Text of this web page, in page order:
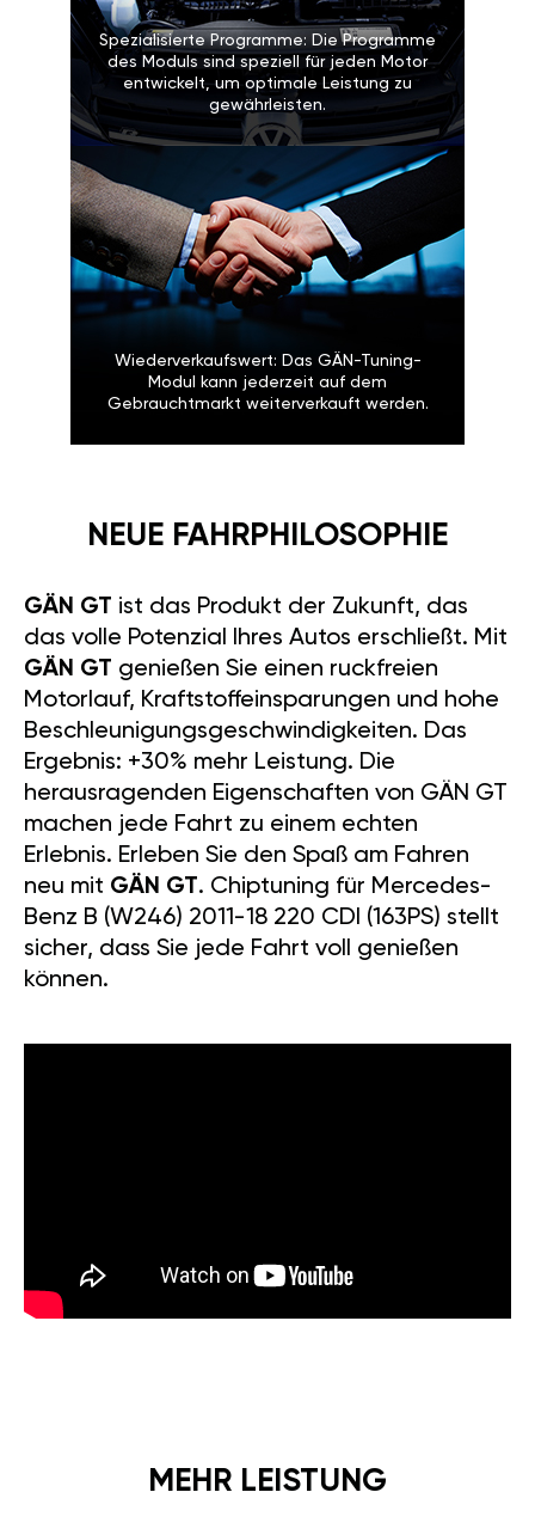
Spezialisierte Programme: Die Programme
des Moduls sind speziell für jeden Motor
entwickelt, um optimale Leistung zu
gewährleisten.
Wiederverkaufswert: Das GÄN-Tuning-
Modul kann jederzeit auf dem
Gebrauchtmarkt weiterverkauft werden.
NEUE FAHRPHILOSOPHIE
GÄN GT ist das Produkt der Zukunft, das
das volle Potenzial Ihres Autos erschließt. Mit
GÄN GT genießen Sie einen ruckfreien
Motorlauf, Kraftstoffeinsparungen und hohe
Beschleunigungsgeschwindigkeiten. Das
Ergebnis: +30% mehr Leistung. Die
herausragenden Eigenschaften von GÄN GT
machen jede Fahrt zu einem echten
Erlebnis. Erleben Sie den Spaß am Fahren
neu mit GÄN GT. Chiptuning für Mercedes-
Benz B (W246) 2011-18 220 CDI (163PS) stellt
sicher, dass Sie jede Fahrt voll genießen
können.
MEHR LEISTUNG